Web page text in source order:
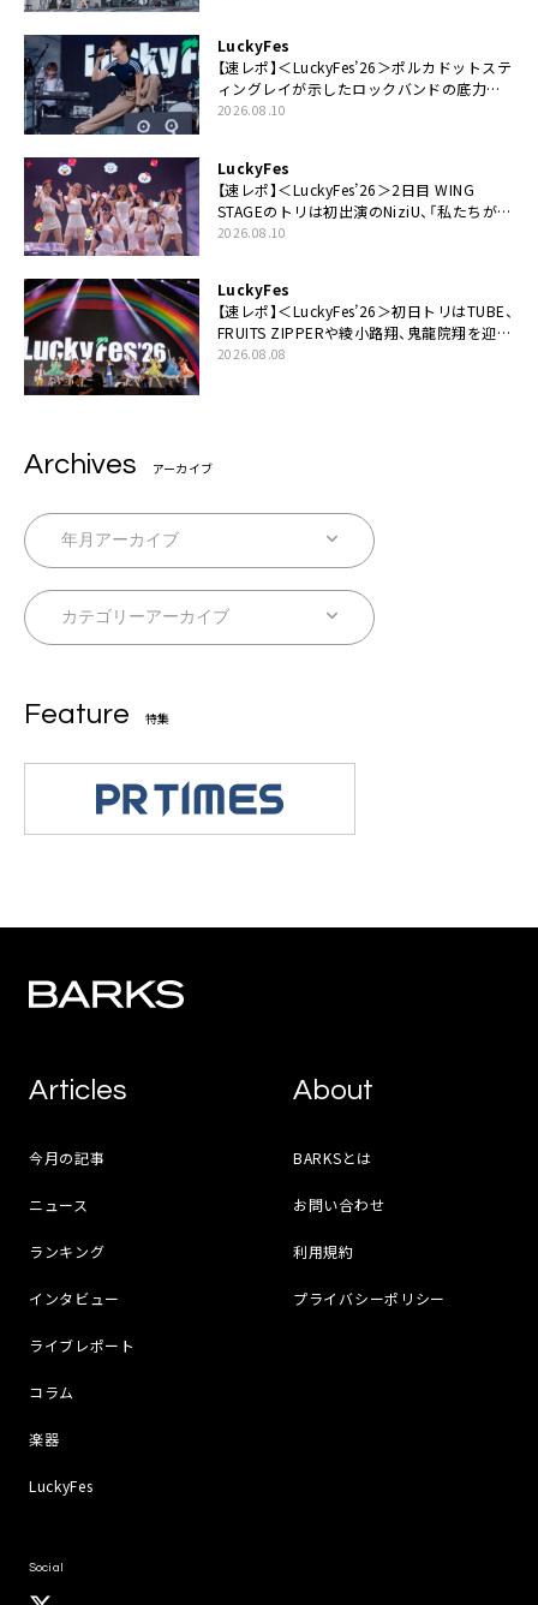
LuckyFes
【速レポ】＜LuckyFes’26＞ポルカドットステ
ィングレイが示したロックバンドの底力
「LuckyFesのマスコットキャラクターである
2026.08.10
LuckyFes
【速レポ】＜LuckyFes’26＞2日目 WING
STAGEのトリは初出演のNiziU、「私たちが最
高の夏の思い出にしてみせます」
2026.08.10
LuckyFes
【速レポ】＜LuckyFes’26＞初日トリはTUBE、
FRUITS ZIPPERや綾小路翔、鬼龍院翔を迎え
た豪華コラボも「知ってたらぜひ一緒に歌っ
2026.08.08
Archives アーカイブ
Feature 特集
Articles
今月の記事
ニュース
ランキング
インタビュー
ライブレポート
コラム
楽器
LuckyFes
About
BARKSとは
お問い合わせ
利用規約
プライバシーポリシー
Social